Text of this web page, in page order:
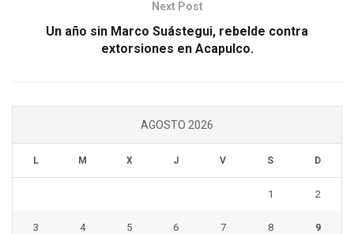
Next Post
Un año sin Marco Suástegui, rebelde contra
extorsiones en Acapulco.
AGOSTO 2026
L M X J V S D
1 2
3 4 5 6 7 8 9